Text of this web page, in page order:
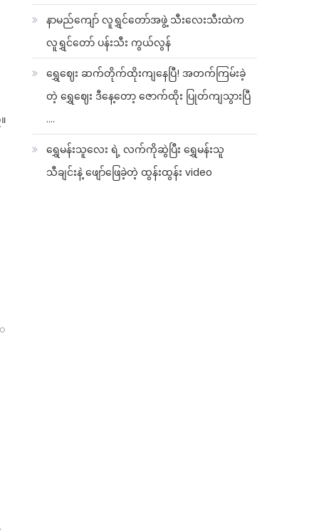
နာမည်ကျော် လူရွှင်တော်အဖွဲ့ သီးလေးသီးထဲက
လူရွှင်တော် ပန်းသီး ကွယ်လွန်
ရွှေဈေး ဆက်တိုက်ထိုးကျနေပြီ! အတက်ကြမ်းခဲ့
တဲ့ ရွှေဈေး ဒီနေ့တော့ ဇောက်ထိုး ပြုတ်ကျသွားပြီ
….
ရွှေမန်းသူလေး ရဲ့ လက်ကိုဆွဲပြီး ရွှေမန်းသူ
သီချင်းနဲ့ ဖျော်ဖြေခဲ့တဲ့ ထွန်းထွန်း video